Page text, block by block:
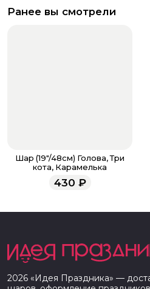
Ранее вы смотрели
Шар (19"/48см) Голова, Три
кота, Карамелька
430 ₽
2026 «Идея Праздника» —